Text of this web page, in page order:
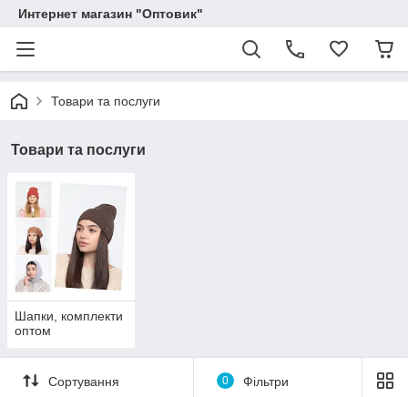
Интернет магазин "Оптовик"
Товари та послуги
Товари та послуги
Шапки, комплекти
оптом
Сортування 0 Фільтри